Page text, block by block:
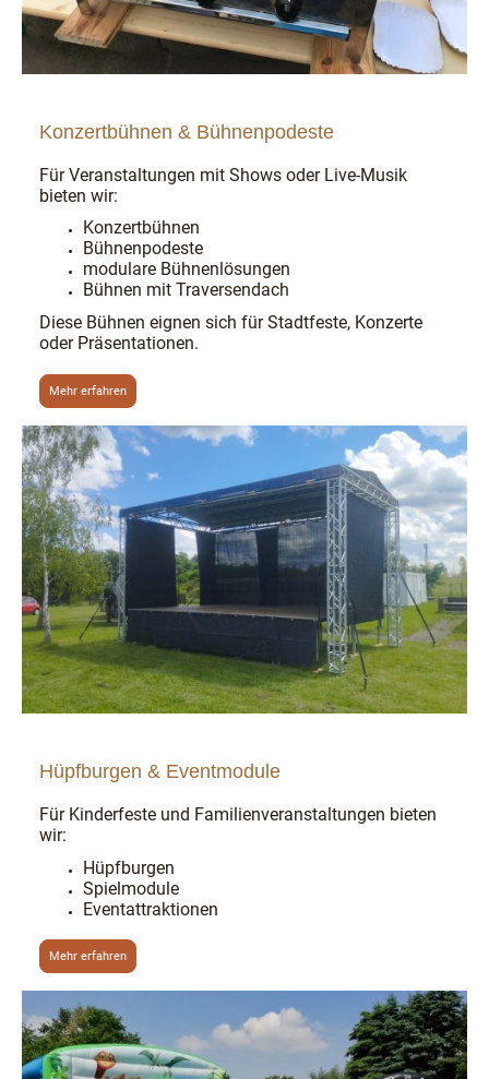
Konzertbühnen & Bühnenpodeste
Für Veranstaltungen mit Shows oder Live-Musik
bieten wir:
Konzertbühnen
Bühnenpodeste
modulare Bühnenlösungen
Bühnen mit Traversendach
Diese Bühnen eignen sich für Stadtfeste, Konzerte
oder Präsentationen.
Mehr erfahren
Hüpfburgen & Eventmodule
Für Kinderfeste und Familienveranstaltungen bieten
wir:
Hüpfburgen
Spielmodule
Eventattraktionen
Mehr erfahren